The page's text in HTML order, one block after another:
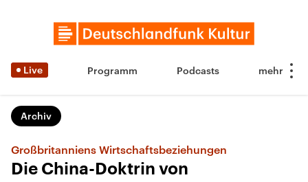
Live Programm Podcasts
Archiv
Großbritanniens Wirtschaftsbeziehungen
Die China-Doktrin von